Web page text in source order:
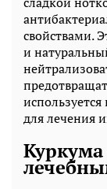
свойствами.
и
для лечения
Куркума